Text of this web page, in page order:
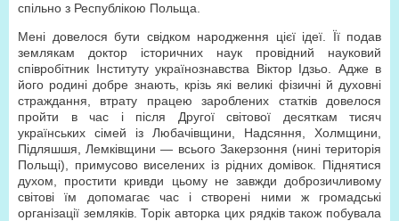
спільно з Республікою Польща.
Мені довелося бути свідком народження цієї ідеї. Її подав
землякам доктор історичних наук провідний науковий
співробітник Інституту українознавства Віктор Ідзьо. Адже в
його родині добре знають, крізь які великі фізичні й духовні
страждання, втрату працею зароблених статків довелося
пройти в час і після Другої світової десяткам тисяч
українських сімей із Любачівщини, Надсяння, Холмщини,
Підляшшя, Лемківщини — всього Закерзоння (нині територія
Польщі), примусово виселених із рідних домівок. Піднятися
духом, простити кривди цьому не завжди доброзичливому
світові їм допомагає час і створені ними ж громадські
організації земляків. Торік авторка цих рядків також побувала